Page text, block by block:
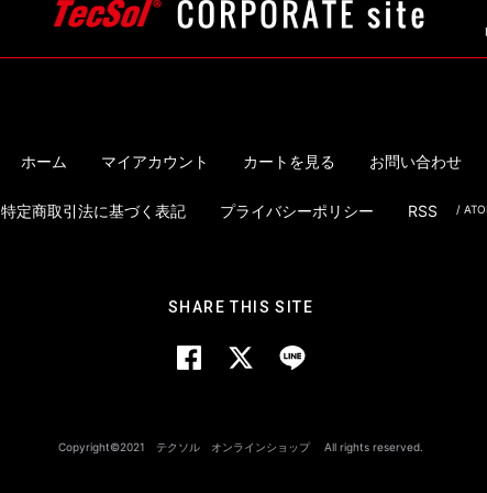
ホーム マイアカウント カートを見る お問い合わせ
特定商取引法に基づく表記 プライバシーポリシー RSS /
SHARE THIS SITE
Copyright©2021 テクソル オンラインショップ All rights reserved.